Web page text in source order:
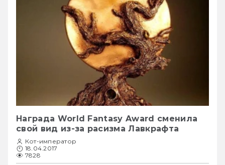
Награда World Fantasy Award сменила
свой вид из-за расизма Лавкрафта
Кот-император
18.04.2017
7828